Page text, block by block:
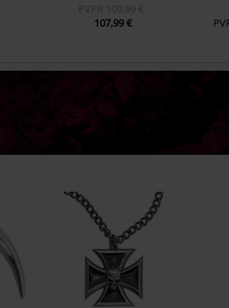
PVPR
109,99 €
107,99 €